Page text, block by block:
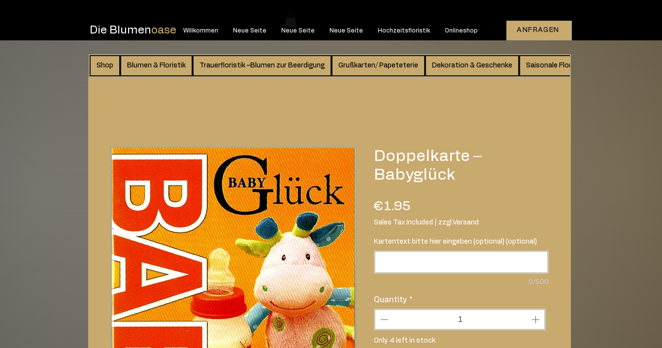
Die Blumenoase Willkommen Neue Seite Neue Seite Neue Seite Hochzeitsfloristik Onlineshop ANFRAGEN
Shop Blumen & Floristik Trauerfloristik –Blumen zur Beerdigung Grußkarten/ Papeteterie Dekoration & Geschenke Saisonale Floristik
Doppelkarte –
Babyglück
€1.95
Sales Tax Included zzgl.Versand
Kartentext bitte hier eingeben (optional) (optional)
0/500
Quantity *
Only 4 left in stock